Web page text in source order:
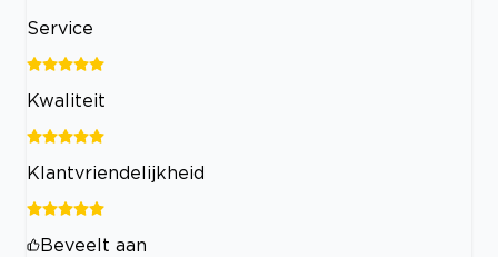
Service
Kwaliteit
Klantvriendelijkheid
Beveelt aan